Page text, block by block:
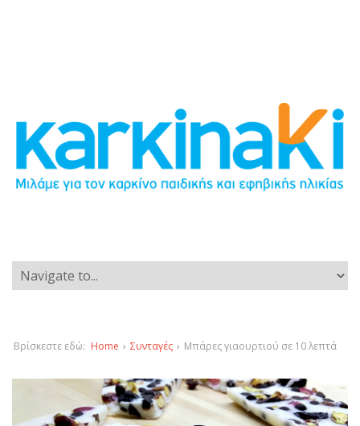
Βρίσκεστε εδώ: Home › Συνταγές › Μπάρες γιαουρτιού σε 10 λεπτά